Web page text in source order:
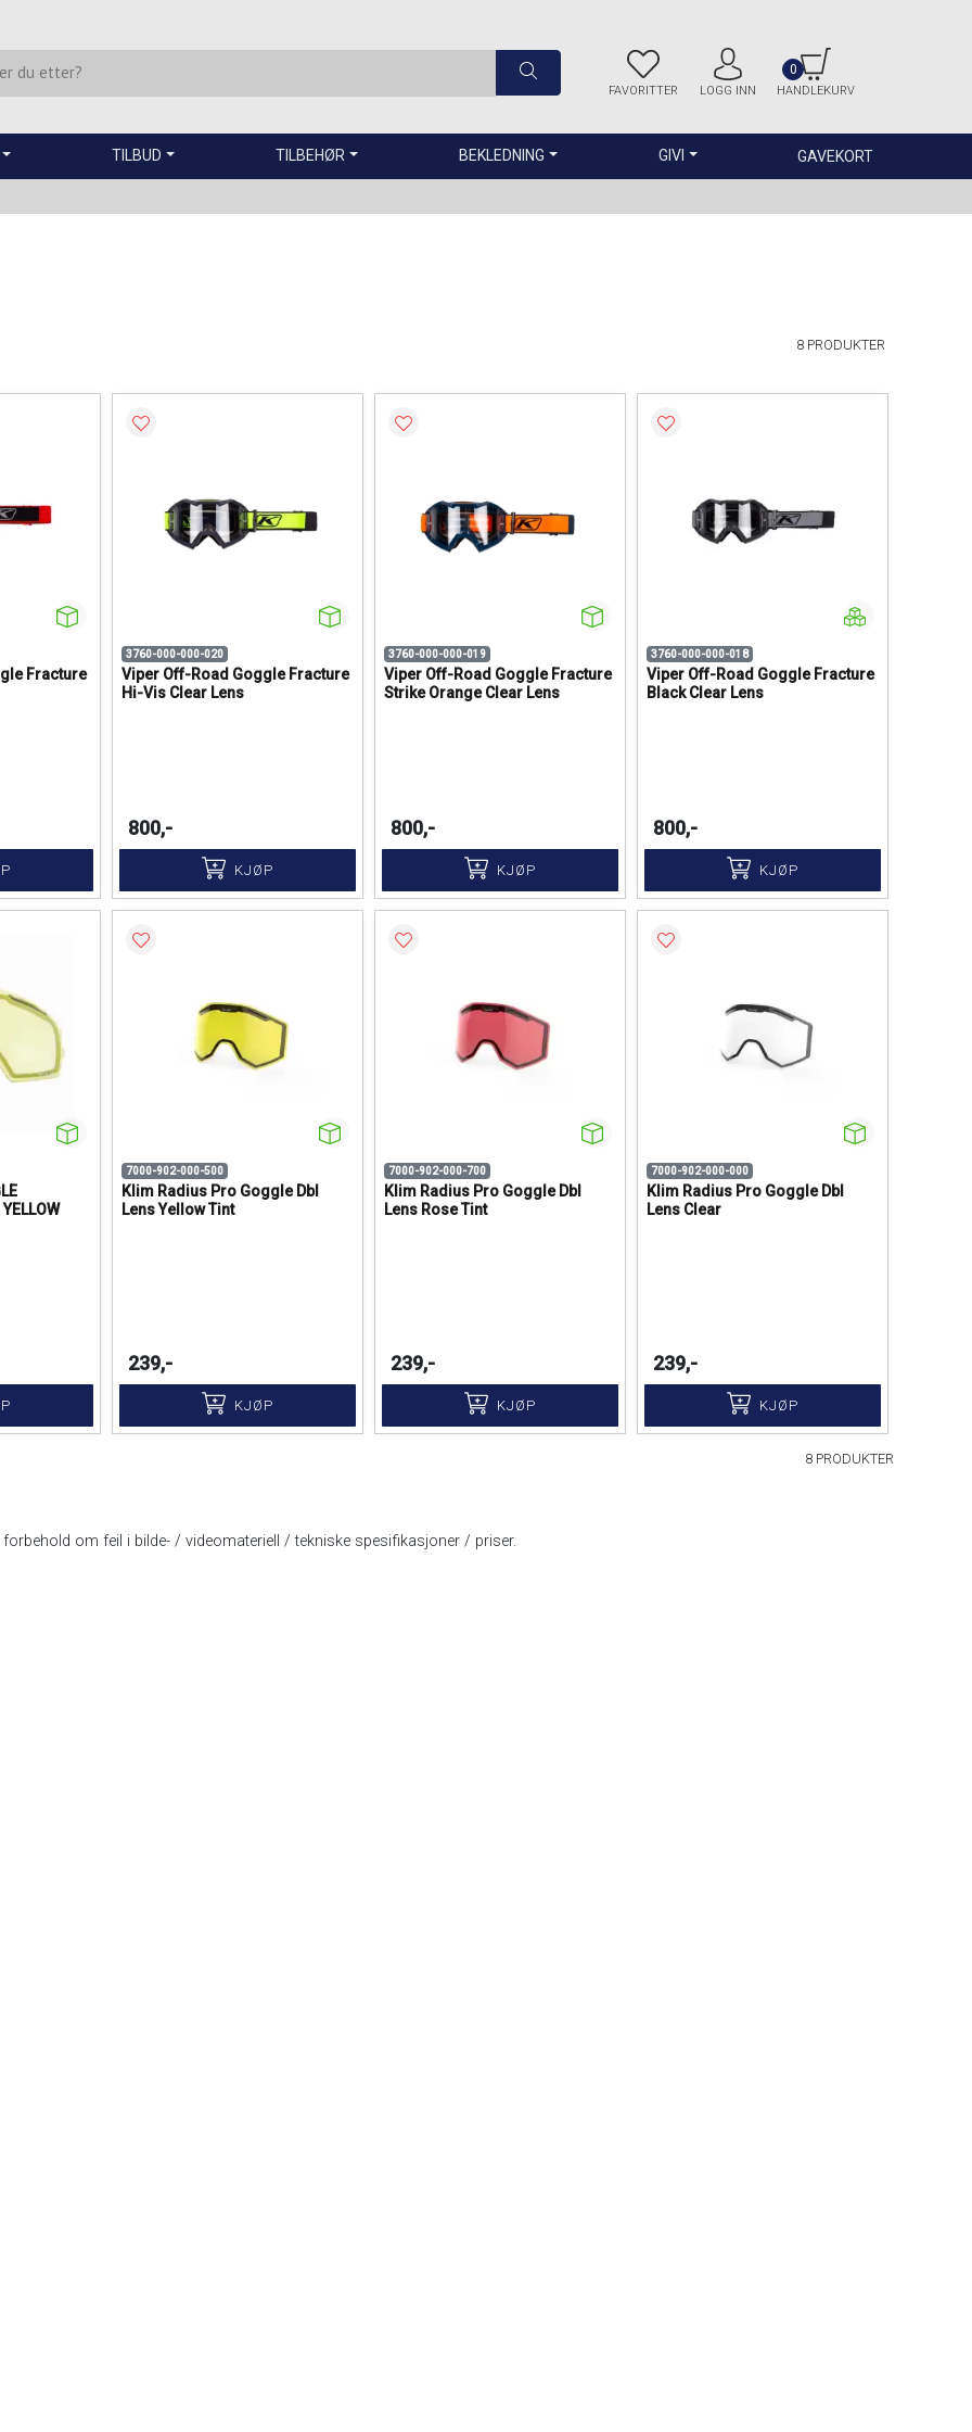
FAVORITTER LOGG INN HANDLEKURV
0
TILBUD TILBEHØR BEKLEDNING GIVI GAVEKORT
8 PRODUKTER
Fracture
3760-000-000-020
Viper Off-Road Goggle Fracture
Hi-Vis Clear Lens
800,-
KJØP
3760-000-000-019
Viper Off-Road Goggle Fracture
Strike Orange Clear Lens
800,-
KJØP
3760-000-000-018
Viper Off-Road Goggle Fracture
Black Clear Lens
800,-
KJØP
7000-902-000-500
Klim Radius Pro Goggle Dbl
Lens Yellow Tint
239,-
KJØP
7000-902-000-700
Klim Radius Pro Goggle Dbl
Lens Rose Tint
239,-
KJØP
7000-902-000-000
Klim Radius Pro Goggle Dbl
Lens Clear
239,-
KJØP
8 PRODUKTER
forbehold om feil i bilde- / videomateriell / tekniske spesifikasjoner / priser.